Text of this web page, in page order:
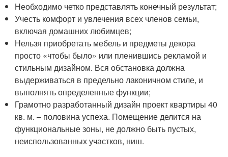
Необходимо четко представлять конечный результат;
Учесть комфорт и увлечения всех членов семьи,
включая домашних любимцев;
Нельзя приобретать мебель и предметы декора
просто «чтобы было» или пленившись рекламой и
стильным дизайном. Вся обстановка должна
выдерживаться в предельно лаконичном стиле, и
выполнять определенные функции;
Грамотно разработанный дизайн проект квартиры 40
кв. м. – половина успеха. Помещение делится на
функциональные зоны, не должно быть пустых,
неиспользованных участков, ниш.